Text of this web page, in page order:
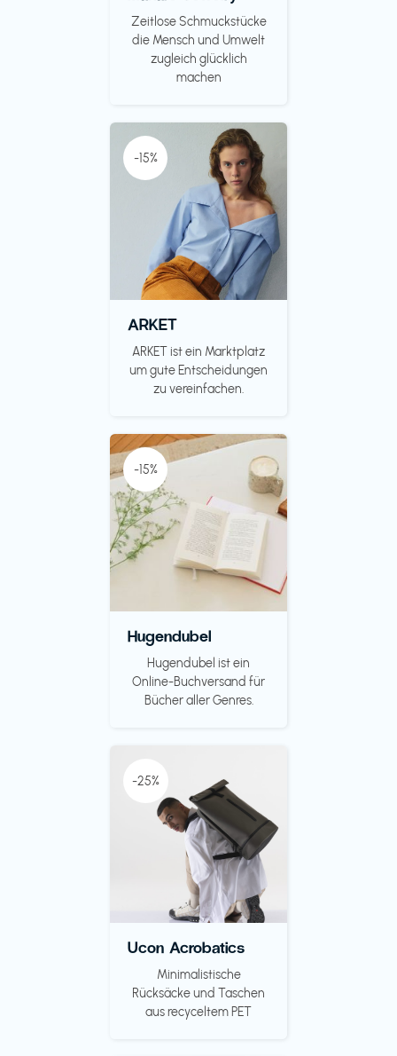
Zeitlose Schmuckstücke
die Mensch und Umwelt
zugleich glücklich
machen
-15%
ARKET
ARKET ist ein Marktplatz
um gute Entscheidungen
zu vereinfachen.
-15%
Hugendubel
Hugendubel ist ein
Online-Buchversand für
Bücher aller Genres.
-25%
Ucon Acrobatics
Minimalistische
Rücksäcke und Taschen
aus recyceltem PET